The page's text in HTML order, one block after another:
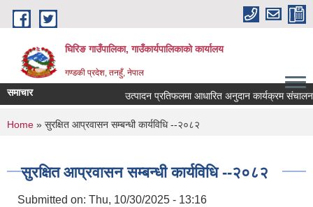
Skip to main content
घिरिङ गाउँपालिका, गाउँकार्यपालिकाको कार्यालय
गण्डकी प्रदेश, तनहुँ, नेपाल
समाचार उत्पादन प्रतिफलमा आधारित अनुदान कार्यक्रम
You are here
Home » सुरक्षित आप्रवासन सम्बन्धी कार्यविधि --२०८२
सुरक्षित आप्रवासन सम्बन्धी कार्यविधि --२०८२
Submitted on: Thu, 10/30/2025 - 13:16